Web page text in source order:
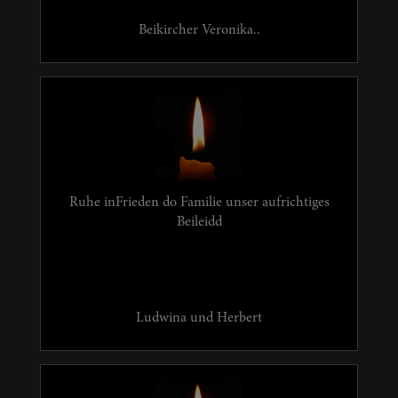
Beikircher Veronika..
Ruhe inFrieden do Familie unser aufrichtiges
Beileidd
Ludwina und Herbert